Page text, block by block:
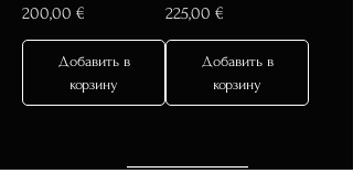
Цена
200,00 €
Добавить в
корзину
Цена
225,00 €
Добавить в
корзину